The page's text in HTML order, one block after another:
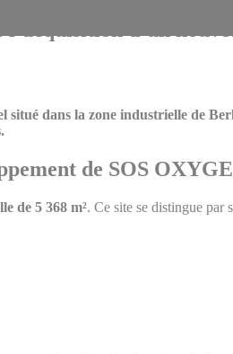
dans la zone industrielle de
de SOS
de 5 368 m². Ce site se distingue par